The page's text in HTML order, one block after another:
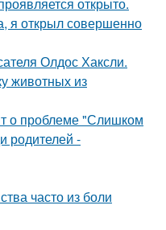
открыто.
я открыл совершенно
Олдос Хаксли.
животных из
о проблеме "Слишком
родителей -
часто из боли